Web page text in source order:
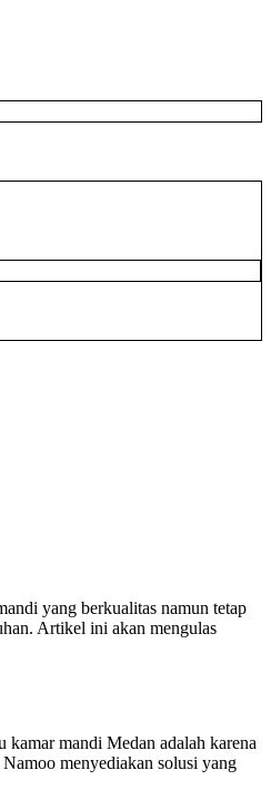
yang berkualitas namun tetap
Artikel ini akan mengulas
mandi Medan adalah karena
menyediakan solusi yang